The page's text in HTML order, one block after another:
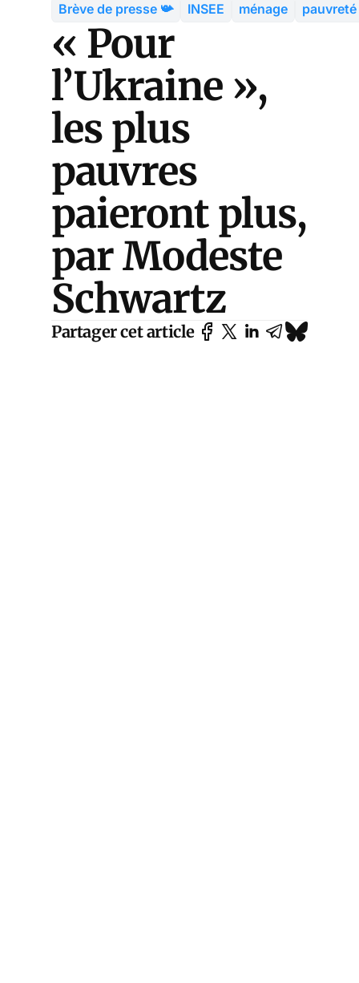
Brève de presse 📯 INSEE ménage pauvreté
« Pour
l’Ukraine »,
les plus
pauvres
paieront plus,
par Modeste
Schwartz
Partager cet article